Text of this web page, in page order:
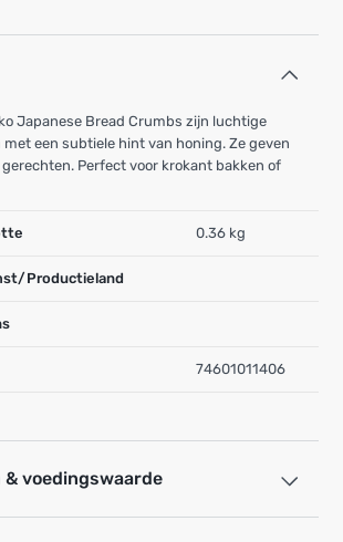
Japanese Bread Crumbs zijn luchtige
een subtiele hint van honing. Ze geven
Perfect voor krokant bakken of
0.36 kg
Productieland
74601011406
voedingswaarde